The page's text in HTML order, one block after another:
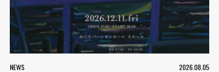
NEWS 2026.08.05